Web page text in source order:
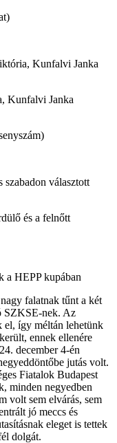
Kunfalvi Janka
Kunfalvi Janka
választott
és a felnőtt
a HEPP kupában
falatnak tűnt a két
SZKSE-nek. Az
el, így méltán lehetünk
ennek ellenére
december 4-én
jutás volt.
Fiatalok Budapest
minden negyedben
volt sem elvárás, sem
jó meccs és
eleget is tettek
dolgát.